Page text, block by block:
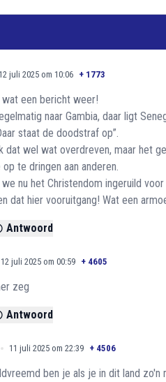
12 juli 2025 om 10:06 + 1773
wat een bericht weer!
naar Gambia, daar ligt
staat de doodstraf op”.
dat wel wat overdreven, maar het
te dringen aan anderen.
nu het Christendom ingeruild
dat hier vooruitgang! Wat een
Antwoord
12 juli 2025 om 00:59 + 4605
zeg
Antwoord
11 juli 2025 om 22:39 + 4506
ben je als je in dit land zo'n